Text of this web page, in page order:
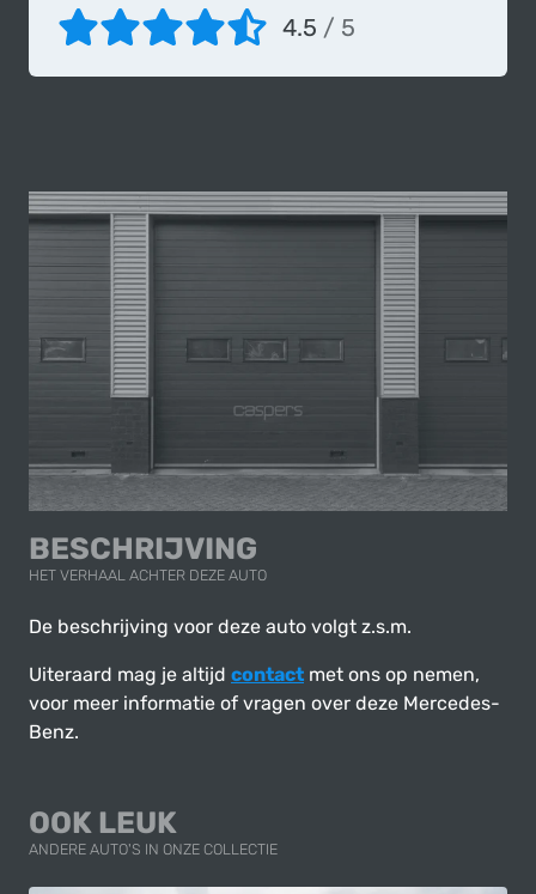
4.5 / 5
BESCHRIJVING
HET VERHAAL ACHTER DEZE AUTO
De beschrijving voor deze auto volgt z.s.m.
Uiteraard mag je altijd contact met ons op nemen,
voor meer informatie of vragen over deze Mercedes-
Benz.
OOK LEUK
ANDERE AUTO'S IN ONZE COLLECTIE